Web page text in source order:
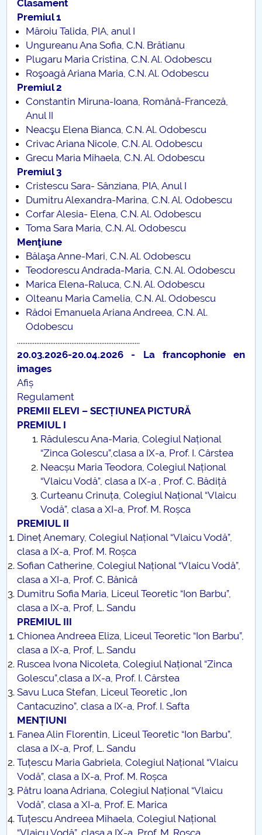
Membrii LOGOS
Cercetare
Publicatii
Testul și Atestatul de competență lingvistică
LOGOS
Cursuri
Traduceri si interpretariat
Evenimente
Clasament
Premiul 1
Măroiu Talida, PIA, anul I
Ungureanu Ana Sofia, C.N. Brătianu
Plugaru Maria Cristina, C.N. Al. Odobescu
Roşoagă Ariana Maria, C.N. Al. Odobescu
Premiul 2
Constantin Miruna-Ioana, Română-Franceză,
Anul II
Neacşu Elena Bianca, C.N. Al. Odobescu
Crivac Ariana Nicole, C.N. Al. Odobescu
Grecu Maria Mihaela, C.N. Al. Odobescu
Premiul 3
Cristescu Sara- Sânziana, PIA, Anul I
Dumitru Alexandra-Marina, C.N. Al. Odobescu
Corfar Alesia- Elena, C.N. Al. Odobescu
Toma Sara Maria, C.N. Al. Odobescu
Menţiune
Bălaşa Anne-Mari, C.N. Al. Odobescu
Teodorescu Andrada-Maria, C.N. Al. Odobescu
Marica Elena-Raluca, C.N. Al. Odobescu
Olteanu Maria Camelia, C.N. Al. Odobescu
Rădoi Emanuela Ariana Andreea, C.N. Al.
Odobescu
......................................................................
20.03.2026-20.04.2026 - La francophonie en
images
Afiș
Regulament
PREMII ELEVI – SECȚIUNEA PICTURĂ
PREMIUL I
Rădulescu Ana-Maria, Colegiul Național
“Zinca Golescu”,clasa a IX-a, Prof. I. Cârstea
Neacșu Maria Teodora, Colegiul Național
“Vlaicu Vodă”, clasa a IX-a , Prof. C. Bădiță
Curteanu Crinuța, Colegiul Național “Vlaicu
Vodă”, clasa a XI-a, Prof. M. Roșca
PREMIUL II
Dineț Anemary, Colegiul Național “Vlaicu Vodă”,
clasa a IX-a, Prof. M. Roșca
Sofian Catherine, Colegiul Național “Vlaicu Vodă”,
clasa a XI-a, Prof. C. Bănică
Dumitru Sofia Maria, Liceul Teoretic “Ion Barbu”,
clasa a IX-a, Prof, L. Sandu
PREMIUL III
Chionea Andreea Eliza, Liceul Teoretic “Ion Barbu”,
clasa a IX-a, Prof, L. Sandu
Ruscea Ivona Nicoleta, Colegiul Național “Zinca
Golescu”,clasa a IX-a, Prof. I. Cârstea
Savu Luca Stefan, Liceul Teoretic „Ion
Cantacuzino”, clasa a IX-a, Prof. I. Safta
MENȚIUNI
Fanea Alin Florentin, Liceul Teoretic “Ion Barbu”,
clasa a IX-a, Prof, L. Sandu
Tuțescu Maria Gabriela, Colegiul Național “Vlaicu
Vodă”, clasa a IX-a, Prof. M. Roșca
Pătru Ioana Adriana, Colegiul Național “Vlaicu
Vodă”, clasa a XI-a, Prof. E. Marica
Tuțescu Andreea Mihaela, Colegiul Național
“Vlaicu Vodă”, clasa a IX-a, Prof. M. Roșca